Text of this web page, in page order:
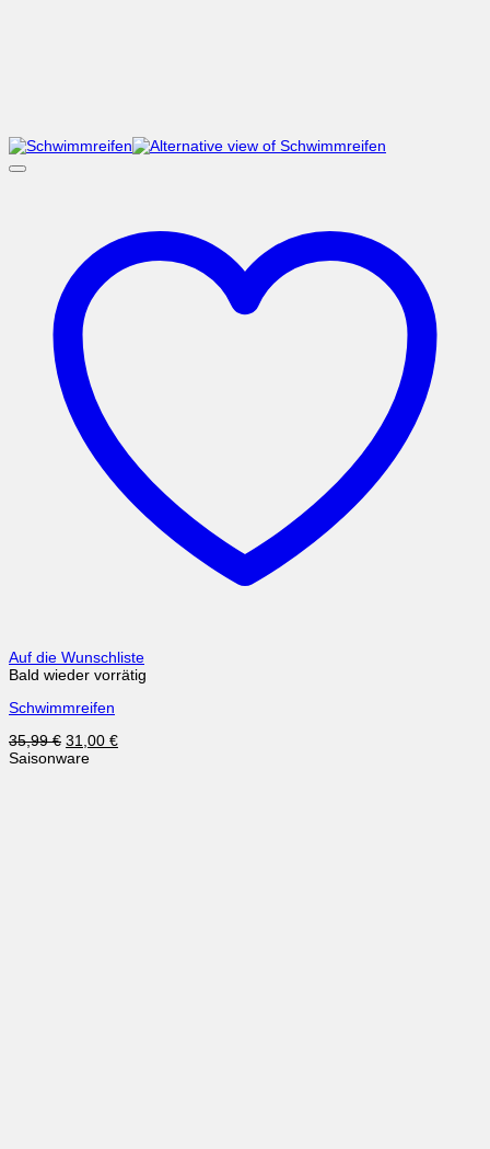
Auf die Wunschliste
Bald wieder vorrätig
Schwimmreifen
35,99€ Ursprünglicher
Preis
31,00 €Aktueller
Saisonware